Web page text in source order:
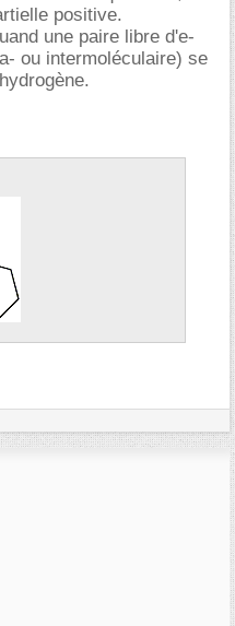
positive.
une paire libre d'e-
ou intermoléculaire) se